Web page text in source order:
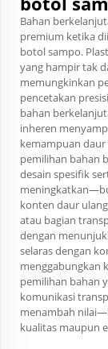
Bahan
premium ketika
botol sampo.
yang hampir tak
memungkinkan
pencetakan
bahan
inheren
kemampuan
pemilihan bahan
desain spesifik
konten daur
atau bagian
dengan
selaras dengan
menggabungkan
pemilihan bahan
komunikasi
menambah
kualitas maupun